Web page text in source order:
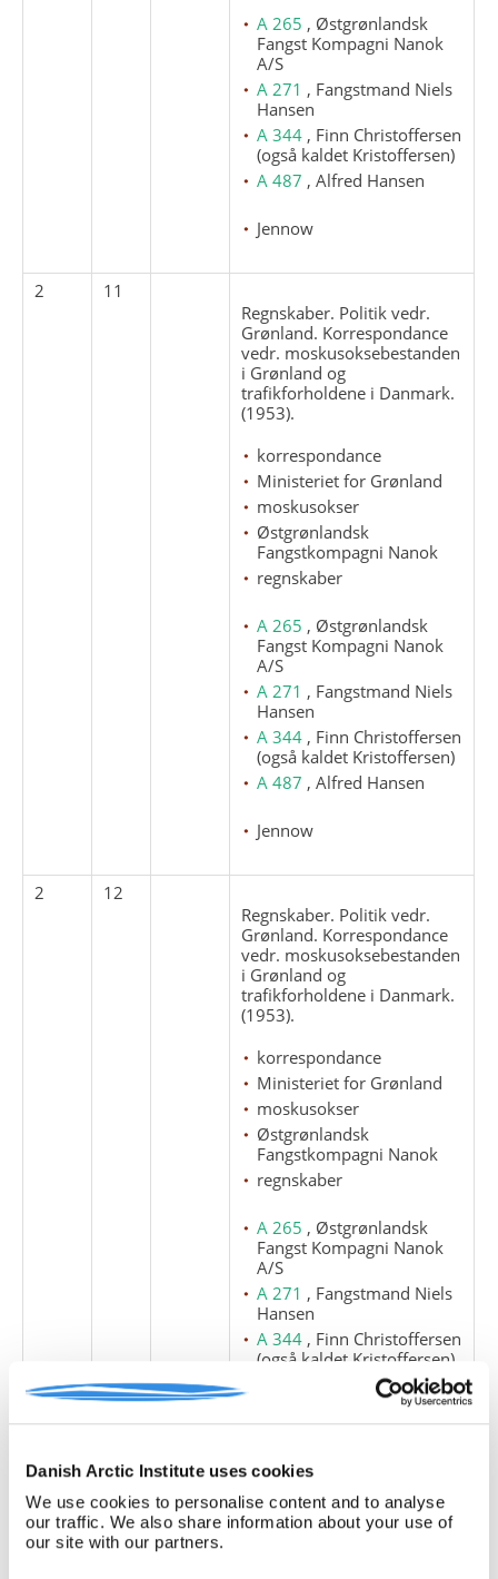
Danish Arctic Institute uses cookies
We use cookies to personalise content and to analyse
our traffic. We also share information about your use of
our site with our partners.
A 265 , Østgrønlandsk
Fangst Kompagni Nanok
A/S
A 271 , Fangstmand Niels
Hansen
A 344 , Finn Christoffersen
(også kaldet Kristoffersen)
A 487 , Alfred Hansen
Jennow
2
11
Regnskaber. Politik vedr.
Grønland. Korrespondance
vedr. moskusoksebestanden
i Grønland og
trafikforholdene i Danmark.
(1953).
korrespondance
Ministeriet for Grønland
moskusokser
Østgrønlandsk
Fangstkompagni Nanok
regnskaber
A 265 , Østgrønlandsk
Fangst Kompagni Nanok
A/S
A 271 , Fangstmand Niels
Hansen
A 344 , Finn Christoffersen
(også kaldet Kristoffersen)
A 487 , Alfred Hansen
Jennow
2
12
Regnskaber. Politik vedr.
Grønland. Korrespondance
vedr. moskusoksebestanden
i Grønland og
trafikforholdene i Danmark.
(1953).
korrespondance
Ministeriet for Grønland
moskusokser
Østgrønlandsk
Fangstkompagni Nanok
regnskaber
A 265 , Østgrønlandsk
Fangst Kompagni Nanok
A/S
A 271 , Fangstmand Niels
Hansen
A 344 , Finn Christoffersen
(også kaldet Kristoffersen)
, Alfred Hansen
Jennow
3
13
Landkort over Store
Koldewey-øen.